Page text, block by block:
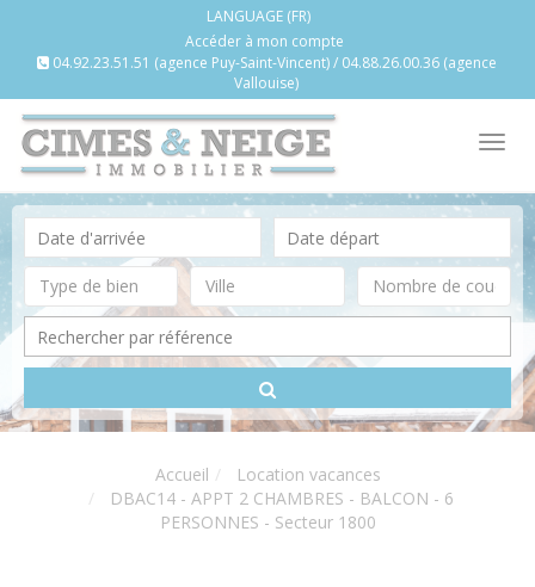
LANGUAGE (FR)
Accéder à mon compte
04.92.23.51.51 (agence Puy-Saint-Vincent) / 04.88.26.00.36 (agence
Vallouise)
Accueil
Location vacances
DBAC14 - APPT 2 CHAMBRES - BALCON - 6
PERSONNES - Secteur 1800